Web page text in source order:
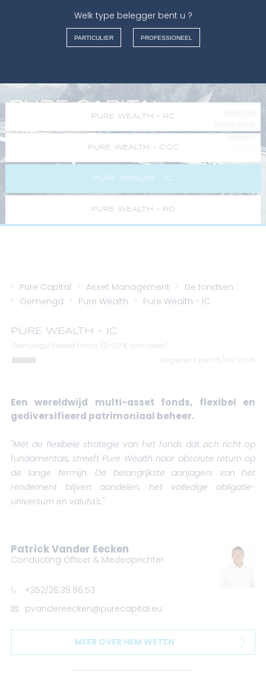
ASSET MANAGEMENT
: Undefined array key "Max" in
/var/www/vhosts/purecapital.eu/httpdocs/wm-
content/content_page.php
on line348
PURE WEALTH - RC
PURE WEALTH - CCC
PURE WEALTH - IC
PURE WEALTH - RD
Pure Capital Asset Management
De fondsen
Gemengd
Pure Wealth Pure Wealth - IC
PURE WEALTH - IC
Een wereldwijd multi-asset fonds, flexibel en
gediversifieerd patrimoniaal beheer.
"Met de flexibele strategie van het fonds dat zich richt op
fundamentals, streeft Pure Wealth naar absolute return op
de lange termijn. De belangrijkste aanjagers van het
rendement blijven aandelen, het volledige obligatie-
universum en valuta's."
Patrick Vander Eecken
Conducting Officer & Medeoprichter
+352/26.39.86.53
pvandereecken@purecapital.eu
MEER OVER HEM WETEN
Welk type belegger bent u ?
PARTICULIER PROFESSIONEEL